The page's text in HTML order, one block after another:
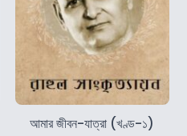
আমার জীবন-যাত্রা (খণ্ড-১)